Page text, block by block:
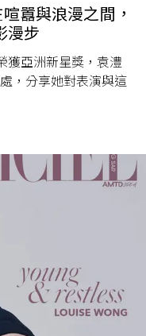
囂與浪漫之間，
漫步
獲亞洲新星獎，袁澧
，分享她對表演與這